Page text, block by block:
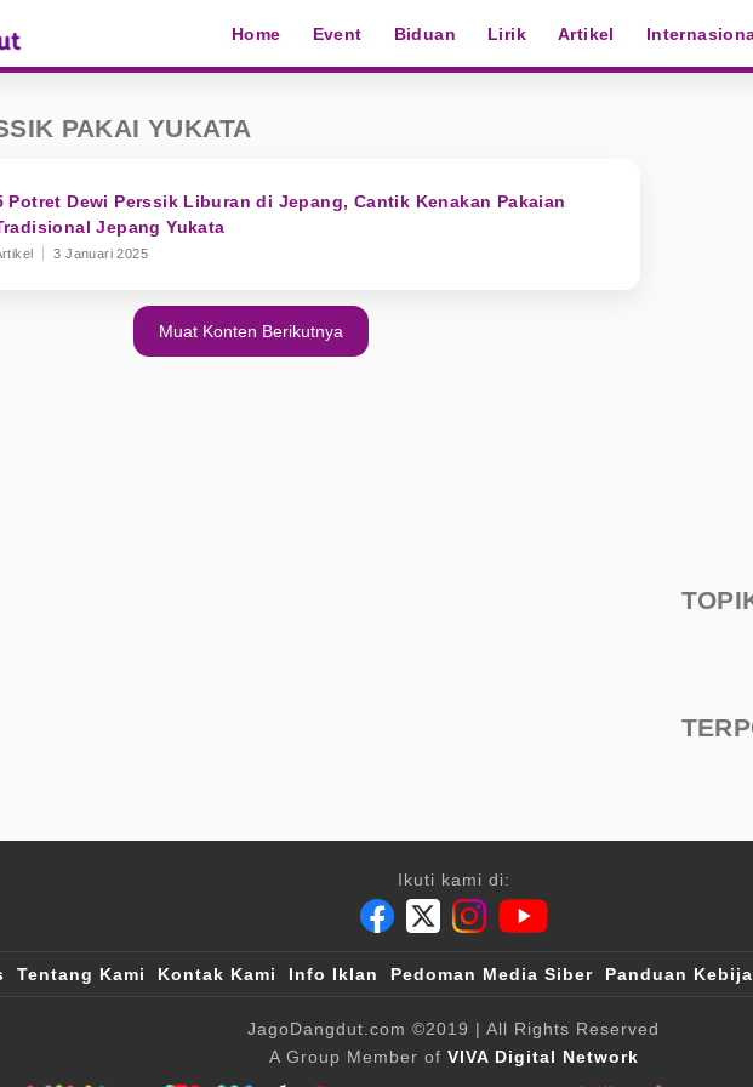
Home Event Biduan Lirik Artikel
PAKAI YUKATA
Potret Dewi Perssik Liburan di Jepang, Cantik Kenakan Pakaian
Jepang Yukata
3 Januari 2025
Muat Konten Berikutnya
Ikuti kami di:
Tentang Kami Kontak Kami Info Iklan Pedoman Media Siber Panduan
JagoDangdut.com ©2019 | All Rights Reserved
A Group Member of VIVA Digital Network